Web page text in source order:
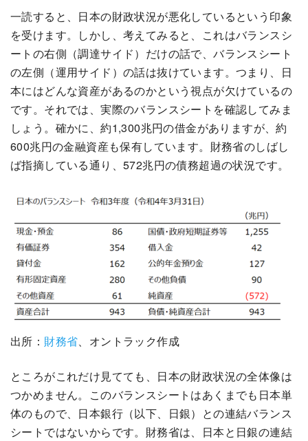
一読すると、日本の財政状況が悪化しているという印象
を受けます。しかし、考えてみると、これはバランスシ
ートの右側（調達サイド）だけの話で、バランスシート
の左側（運用サイド）の話は抜けています。つまり、日
本にはどんな資産があるのかという視点が欠けているの
です。それでは、実際のバランスシートを確認してみま
しょう。確かに、約1,300兆円の借金がありますが、約
600兆円の金融資産も保有しています。財務省のしばし
ば指摘している通り、572兆円の債務超過の状況です。
出所： 財務省、オントラック作成
ところがこれだけ見てても、日本の財政状況の全体像は
つかめません。このバランスシートはあくまでも日本単
体のもので、日本銀行（以下、日銀）との連結バランス
シートではないからです。財務省は、日本と日銀の連結